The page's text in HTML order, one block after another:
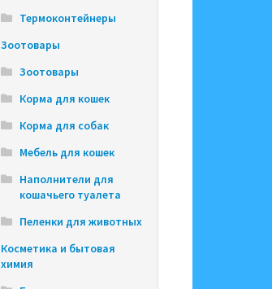
Термоконтейнеры
Зоотовары
Зоотовары
Корма для кошек
Корма для собак
Мебель для кошек
Наполнители для
кошачьего туалета
Пеленки для животных
Косметика и бытовая
химия